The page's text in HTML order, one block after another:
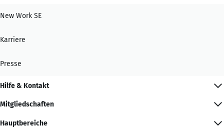
New Work SE
Karriere
Presse
Hilfe & Kontakt
Mitgliedschaften
Hauptbereiche